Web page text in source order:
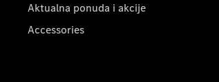
Aktualna ponuda i akcije
Accessories